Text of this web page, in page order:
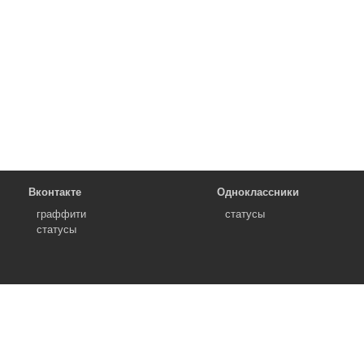
Вконтакте
граффити
статусы
Одноклассники
статусы